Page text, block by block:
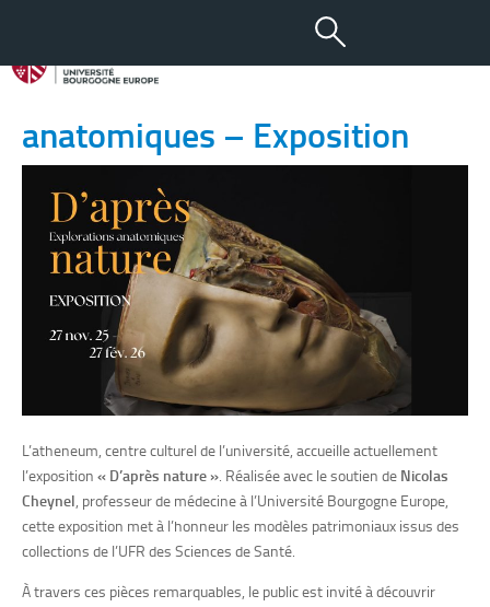
04 DÉC 2025
D’après nature, explorations
anatomiques – Exposition
L’atheneum, centre culturel de l’université, accueille actuellement
l’exposition « D’après nature ». Réalisée avec le soutien de Nicolas
Cheynel, professeur de médecine à l’Université Bourgogne Europe,
cette exposition met à l’honneur les modèles patrimoniaux issus des
collections de l’UFR des Sciences de Santé.
À travers ces pièces remarquables, le public est invité à découvrir